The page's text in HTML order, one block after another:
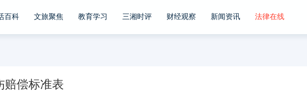
百科 文旅聚焦 教育学习 三湘时评 财经观察 新闻资讯 法律在线
赔偿标准表